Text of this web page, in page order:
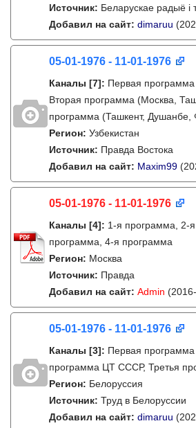
Источник: Беларускае радыё і
Добавил на сайт: dimaruu
05-01-1976 - 11-01-1976
Каналы [7]: Первая
Вторая программа (Москва,
программа (Ташкент, Душанбе,
Регион: Узбекистан
Источник: Правда Востока
Добавил на сайт: Maxim99
05-01-1976 - 11-01-1976
Каналы [4]: 1-я программа, 2-
программа, 4-я программа
Регион: Москва
Источник: Правда
Добавил на сайт: Admin
05-01-1976 - 11-01-1976
Каналы [3]: Первая
программа ЦТ ССCР, Третья
Регион: Белоруссия
Источник: Труд в Белоруссии
Добавил на сайт: dimaruu